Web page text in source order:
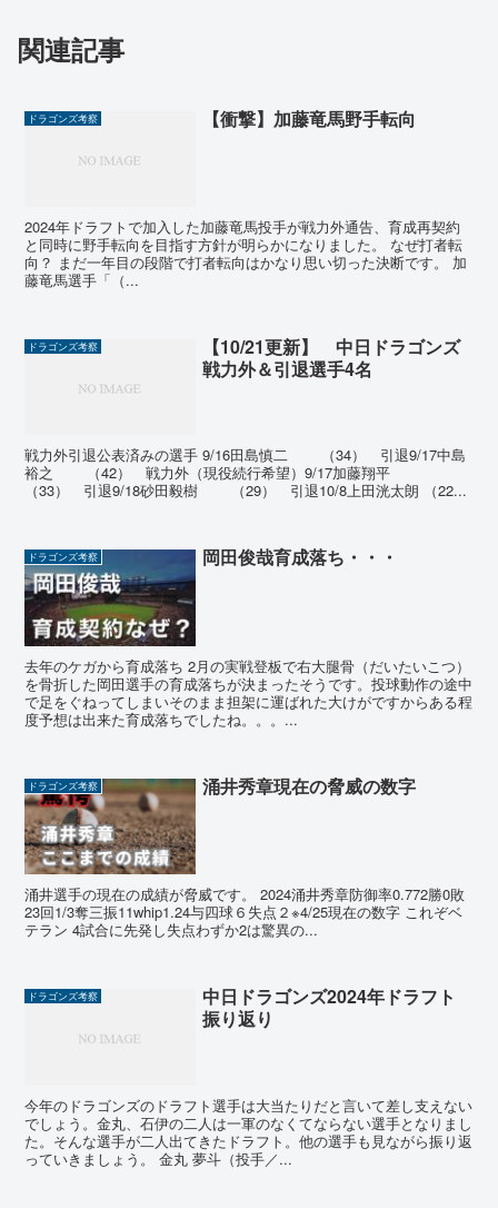
関連記事
ドラゴンズ考察 【衝撃】加藤竜馬野手転向
2024年ドラフトで加入した加藤竜馬投手が戦力外通告、育成再契約
と同時に野手転向を目指す方針が明らかになりました。 なぜ打者転
向？ まだ一年目の段階で打者転向はかなり思い切った決断です。 加
藤竜馬選手「（...
ドラゴンズ考察
【10/21更新】 中日ドラゴンズ
戦力外＆引退選手4名
戦力外引退公表済みの選手 9/16田島慎二 （34） 引退9/17中島
裕之 （42） 戦力外（現役続行希望）9/17加藤翔平
（33） 引退9/18砂田毅樹 （29） 引退10/8上田洸太朗 （22...
ドラゴンズ考察 岡田俊哉育成落ち・・・
去年のケガから育成落ち 2月の実戦登板で右大腿骨（だいたいこつ）
を骨折した岡田選手の育成落ちが決まったそうです。投球動作の途中
で足をぐねってしまいそのまま担架に運ばれた大けがですからある程
度予想は出来た育成落ちでしたね。。。...
ドラゴンズ考察 涌井秀章現在の脅威の数字
涌井選手の現在の成績が脅威です。 2024涌井秀章防御率0.772勝0敗
23回1/3奪三振11whip1.24与四球６失点２※4/25現在の数字 これぞベ
テラン 4試合に先発し失点わずか2は驚異の...
ドラゴンズ考察
中日ドラゴンズ2024年ドラフト
振り返り
今年のドラゴンズのドラフト選手は大当たりだと言いて差し支えない
でしょう。金丸、石伊の二人は一軍のなくてならない選手となりまし
た。そんな選手が二人出てきたドラフト。他の選手も見ながら振り返
っていきましょう。 金丸 夢斗（投手／...